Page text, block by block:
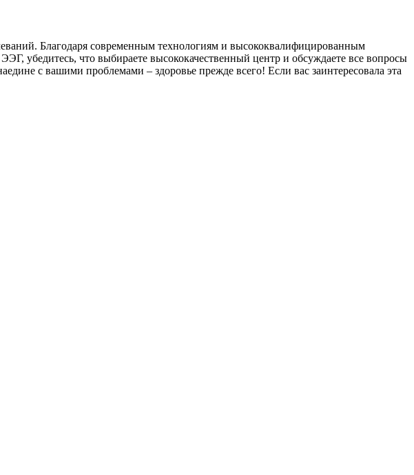
Благодаря современным технологиям и высококвалифицированным
убедитесь, что выбираете высококачественный центр и обсуждаете все вопросы
с вашими проблемами – здоровье прежде всего! Если вас заинтересовала эта